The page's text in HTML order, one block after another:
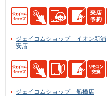
ジェイコムショップ イオン新浦
安店
ジェイコムショップ 船橋店